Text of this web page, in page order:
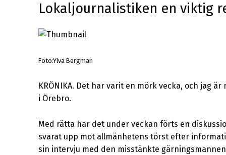
Lokaljournalistiken en viktig
Foto:Ylva Bergman
KRÖNIKA. Det har varit en mörk vecka, och jag
i Örebro.
Med rätta har det under veckan förts en
svarat upp mot allmänhetens törst efter
sin intervju med den misstänkte